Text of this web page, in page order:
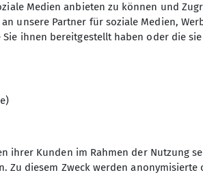
spontane Selbstauslösungen
Medien anbieten zu können und
unsere Partner für soziale Medien,
ihnen bereitgestellt haben oder die
ihrer Kunden im Rahmen der Nutzung
diesem Zweck werden